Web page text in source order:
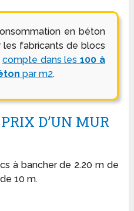
en béton
les fabricants de blocs
compte dans les100 à
par m2.
D’UN MUR
à bancher de 2.20 m de
10 m.